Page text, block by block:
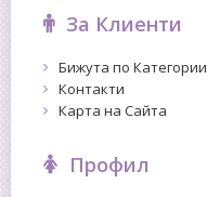
За Клиенти
Бижута по Категории
Контакти
Карта на Сайта
Профил